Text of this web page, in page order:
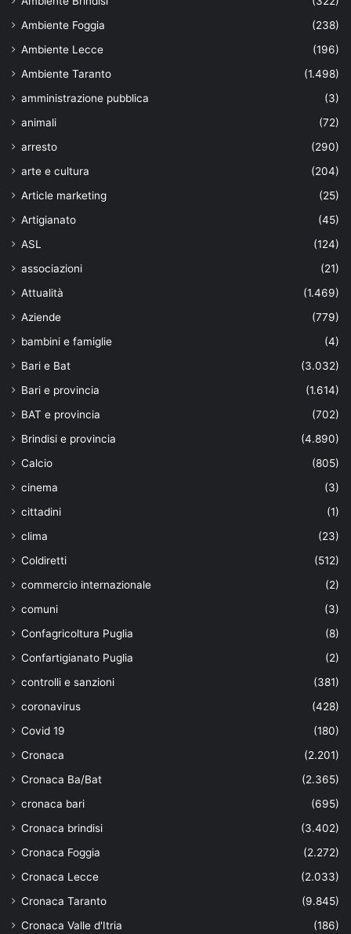
Ambiente Foggia
(238)
Ambiente Lecce
(196)
Ambiente Taranto
(1.498)
amministrazione pubblica
(3)
animali
(72)
arresto
(290)
arte e cultura
(204)
Article marketing
(25)
Artigianato
(45)
ASL
(124)
associazioni
(21)
Attualità
(1.469)
Aziende
(779)
bambini e famiglie
(4)
Bari e Bat
(3.032)
Bari e provincia
(1.614)
BAT e provincia
(702)
Brindisi e provincia
(4.890)
Calcio
(805)
cinema
(3)
cittadini
(1)
clima
(23)
Coldiretti
(512)
commercio internazionale
(2)
comuni
(3)
Confagricoltura Puglia
(8)
Confartigianato Puglia
(2)
controlli e sanzioni
(381)
coronavirus
(428)
Covid 19
(180)
Cronaca
(2.201)
Cronaca Ba/Bat
(2.365)
cronaca bari
(695)
Cronaca brindisi
(3.402)
Cronaca Foggia
(2.272)
Cronaca Lecce
(2.033)
Cronaca Taranto
(9.845)
Cronaca Valle d'Itria
(186)